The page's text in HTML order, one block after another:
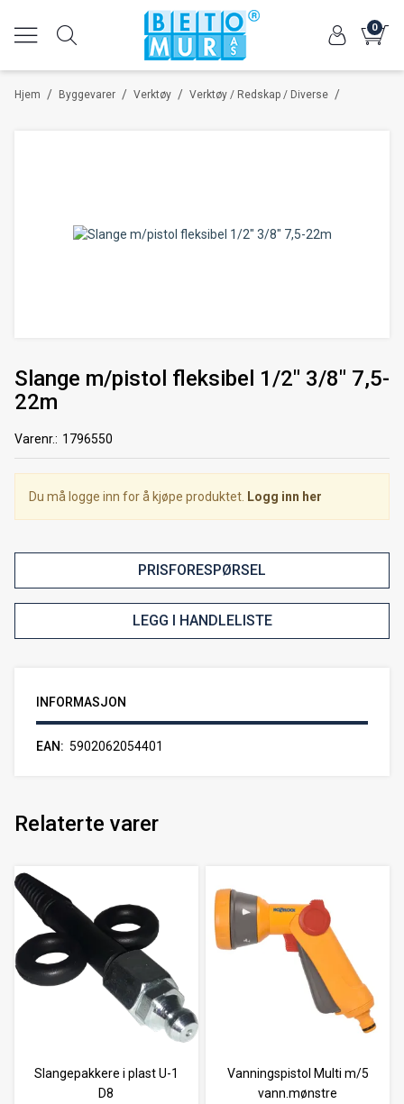
0
/
Hjem /
Byggevarer /
Verktøy /
Verktøy / Redskap / Diverse
Slange m/pistol fleksibel 1/2" 3/8" 7,5-
22m
Varenr.: 1796550
Du må logge inn for å kjøpe produktet. Logg inn her
PRISFORESPØRSEL
LEGG I HANDLELISTE
INFORMASJON
EAN 5902062054401
Relaterte varer
Slangepakkere i plast U-1
D8
Vanningspistol Multi m/5
vann.mønstre